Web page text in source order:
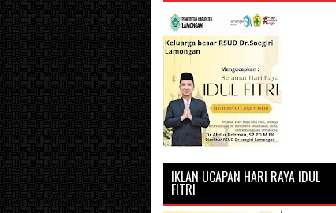
IKLAN UCAPAN HARI RAYA IDUL
FITRI